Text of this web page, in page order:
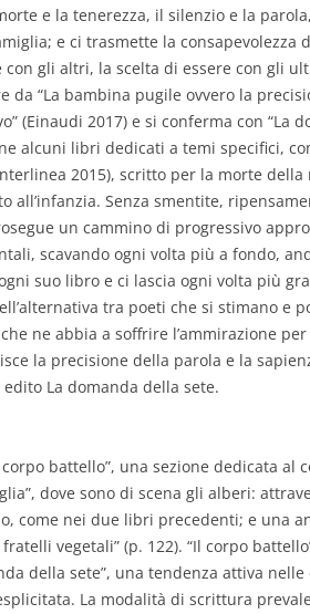
e la tenerezza, il silenzio e la
e ci trasmette la consapevolezza
gli altri, la scelta di essere con gli
da “La bambina pugile ovvero la
(Einaudi 2017) e si conferma con “La
alcuni libri dedicati a temi specifici,
2015), scritto per la morte della
all’infanzia. Senza smentite,
un cammino di progressivo
scavando ogni volta più a fondo,
suo libro e ci lascia ogni volta più
tra poeti che si stimano e
ne abbia a soffrire l’ammirazione per
la precisione della parola e la
La domanda della sete.
battello”, una sezione dedicata al
dove sono di scena gli alberi:
come nei due libri precedenti; e una
vegetali” (p. 122). “Il corpo
della sete”, una tendenza attiva
La modalità di scrittura